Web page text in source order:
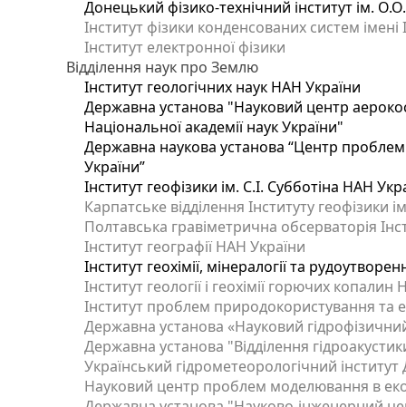
Донецький фізико-технічний інститут ім.
Інститут фізики конденсованих систем
Інститут електронної фізики
Відділення наук про Землю
Інститут геологічних наук НАН України
Державна установа "Науковий центр
Національної академії наук України"
Державна наукова установа “Центр проблем
України”
Інститут геофізики ім. С.І. Субботіна НАН
Карпатське відділення Інституту геофізики
Полтавська гравіметрична обсерваторія
Інститут географії НАН України
Інститут геохімії, мінералогії та
Інститут геології і геохімії горючих
Інститут проблем природокористування та
Державна установа «Науковий
Державна установа "Відділення
Український гідрометеорологічний
Науковий центр проблем моделювання в